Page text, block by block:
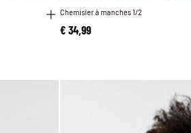
Chemisier à manches 1/2
€ 34,99